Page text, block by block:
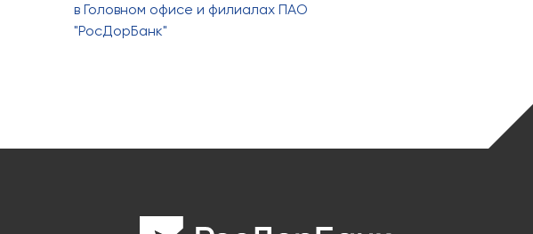
в Головном офисе и филиалах ПАО
"РосДорБанк"